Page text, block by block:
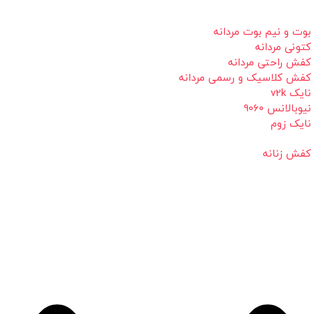
بوت و نیم بوت مردانه
کتونی مردانه
کفش راحتی مردانه
کفش کلاسیک و رسمی مردانه
نایک v2k
نیوبالانس 9060
نایک زوم
کفش زنانه